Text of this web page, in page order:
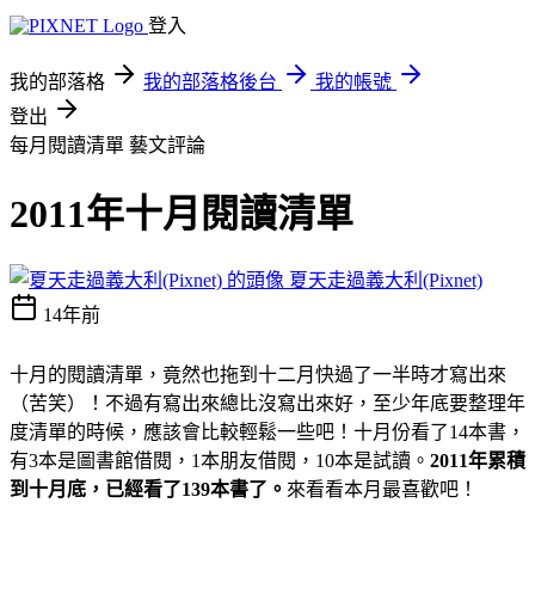
登入
我的部落格 我的部落格後台
我的帳號
登出
每月閱讀清單 藝文評論
2011年十月閱讀清單
夏天走過義大利(Pixnet)
14年前
十月的閱讀清單，竟然也拖到十二月快過了一半時才寫出來
（苦笑）！不過有寫出來總比沒寫出來好，至少年底要整理年
度清單的時候，應該會比較輕鬆一些吧！十月份看了14本書，
有3本是圖書館借閱，1本朋友借閱，10本是試讀。 2011年累積
到十月底，已經看了139本書了。 來看看本月最喜歡吧！